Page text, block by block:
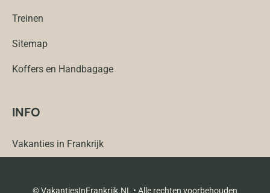
Treinen
Sitemap
Koffers en Handbagage
INFO
Vakanties in Frankrijk
© VakantiesInFrankrijk.NL • Alle rechten voorbehouden